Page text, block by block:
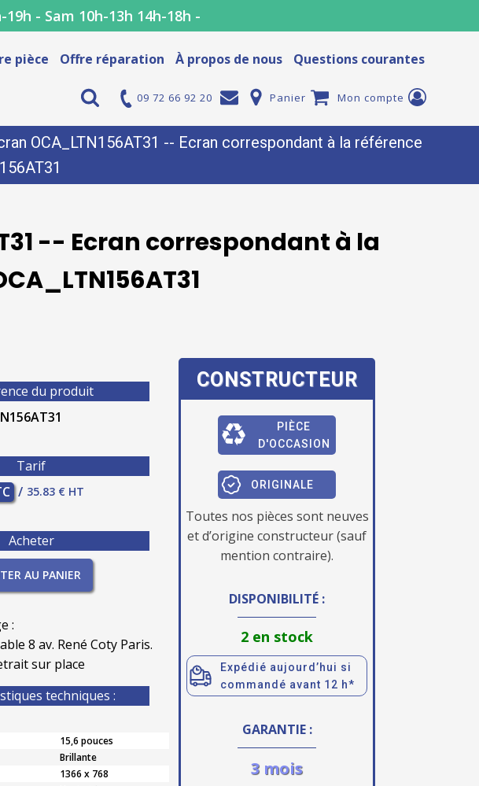
- Sam 10h-13h 14h-18h -
pièce Offre réparation À propos de nous Questions courantes
09 72 66 92 20 Panier Mon compte
OCA_LTN156AT31 -- Ecran correspondant à la référence
-- Ecran correspondant à la
du produit
Tarif
/ 35.83 € HT
Acheter
AU PANIER
:
8 av. René Coty Paris.
sur place
techniques :
15,6 pouces
Brillante
1366 x 768
CONSTRUCTEUR
PIÈCE
D'OCCASION
ORIGINALE
Toutes nos pièces sont neuves
et d’origine constructeur (sauf
mention contraire).
DISPONIBILITÉ :
2 en stock
Expédié aujourd’hui si
commandé avant 12 h*
GARANTIE :
3 mois